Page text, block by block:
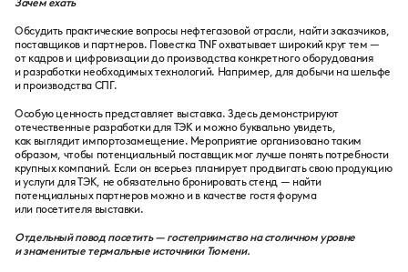
Зачем ехать
Обсудить практические вопросы нефтегазовой отрасли, найти заказчиков,
поставщиков и партнеров. Повестка TNF охватывает широкий круг тем —
от кадров и цифровизации до производства конкретного оборудования
и разработки необходимых технологий. Например, для добычи на шельфе
и производства СПГ.
Особую ценность представляет выставка. Здесь демонстрируют
отечественные разработки для ТЭК и можно буквально увидеть,
как выглядит импортозамещение. Мероприятие организовано таким
образом, чтобы потенциальный поставщик мог лучше понять потребности
крупных компаний. Если он всерьез планирует продвигать свою продукцию
и услуги для ТЭК, не обязательно бронировать стенд — найти
потенциальных партнеров можно и в качестве гостя форума
или посетителя выставки.
Отдельный повод посетить — гостеприимство на столичном уровне
и знаменитые термальные источники Тюмени.